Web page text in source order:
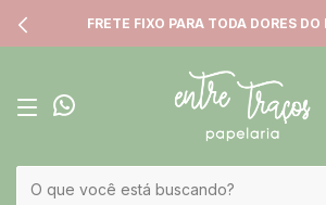
FRETE FIXO PARA TODA DORES